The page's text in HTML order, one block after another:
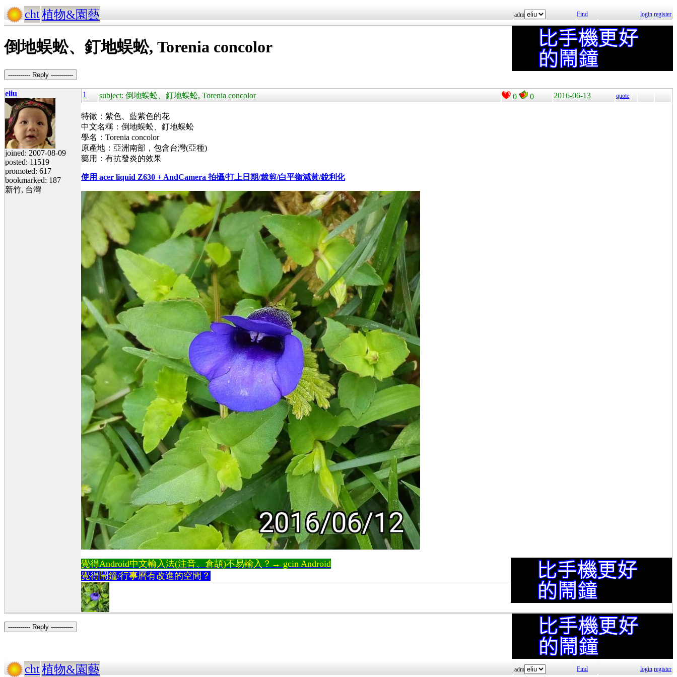
cht植物&園藝 adm Find login register
倒地蜈蚣、釘地蜈蚣, Torenia concolor
----------- Reply -----------
eliu
joined: 2007-08-09
posted: 11519
promoted: 617
bookmarked: 187
新竹, 台灣
1 subject: 倒地蜈蚣、釘地蜈蚣, Torenia concolor 0 0 2016-06-13 quote
特徵：紫色、藍紫色的花
中文名稱：倒地蜈蚣、釘地蜈蚣
學名：Torenia concolor
原產地：亞洲南部，包含台灣(亞種)
藥用：有抗發炎的效果
使用 acer liquid Z630 + AndCamera 拍攝/打上日期/裁剪/白平衡減黃/銳利化
覺得Android中文輸入法(注音、倉頡)不易輸入？→ gcin Android
覺得鬧鐘/行事曆有改進的空間？
----------- Reply -----------
cht植物&園藝 adm Find login register